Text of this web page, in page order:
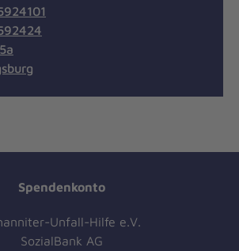
Spendenkonto
Unfall-Hilfe e.V.
SozialBank AG